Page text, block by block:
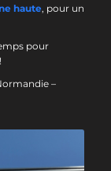
haute, pour un
pour
–